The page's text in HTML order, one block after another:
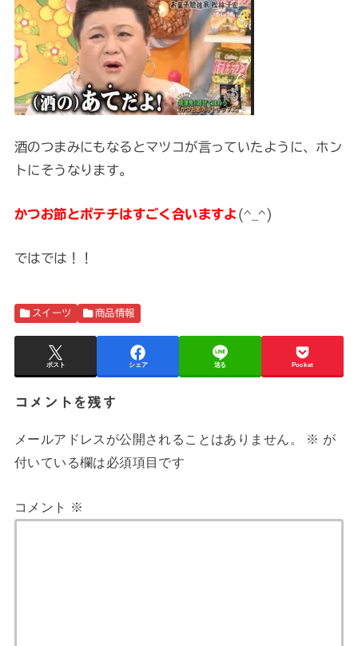
酒のつまみにもなるとマツコが言っていたように、ホン
トにそうなります。
かつお節とポテチはすごく合いますよ (^_^)
ではでは！！
スイーツ 商品情報
ポスト シェア 送る Pocket
コメントを残す
メールアドレスが公開されることはありません。 ※ が
付いている欄は必須項目です
コメント ※